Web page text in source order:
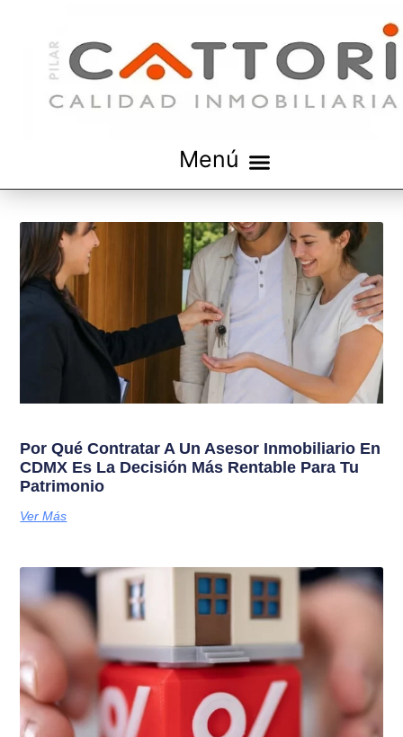
Por Qué Contratar A Un Asesor Inmobiliario En
CDMX Es La Decisión Más Rentable Para Tu
Patrimonio
Ver Más